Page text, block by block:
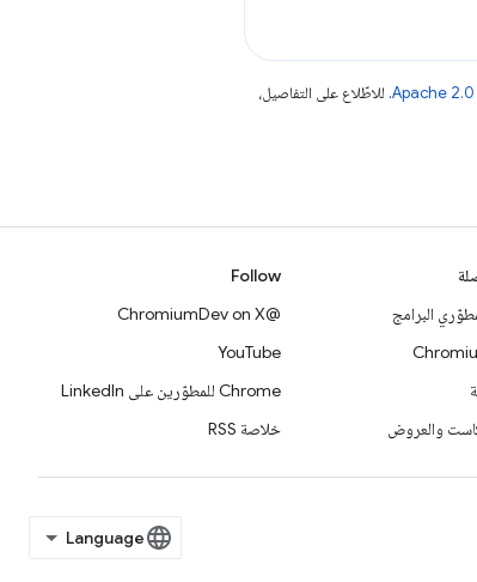
. للاطّلاع على التفاصيل،
والعروض
Follow
@ChromiumDev on X
YouTube
Chrome للمطوّرين على LinkedIn
خلاصة RSS